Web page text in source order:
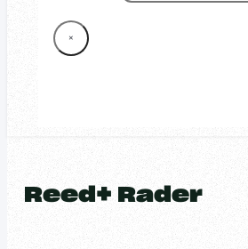
×
Reed+ Rader